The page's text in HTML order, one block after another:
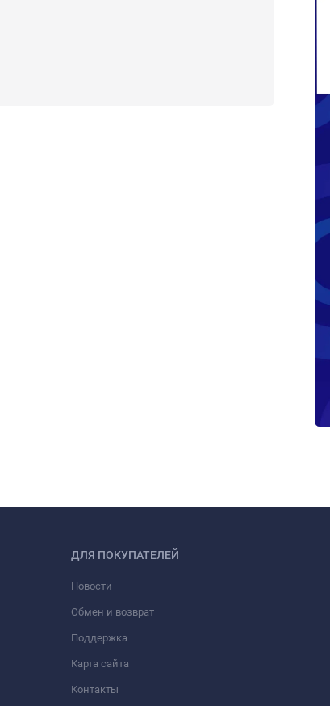
ДЛЯ ПОКУПАТЕЛЕЙ
Новости
Обмен и возврат
Поддержка
Карта сайта
Контакты